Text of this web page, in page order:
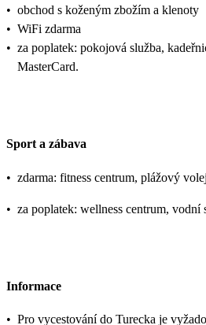
• obchod s koženým zbožím a klenoty
• WiFi zdarma
• za poplatek: pokojová služba,
MasterCard.
Sport a zábava
• zdarma: fitness centrum, plážový
• za poplatek: wellness centrum, vodní
Informace
• Pro vycestování do Turecka je